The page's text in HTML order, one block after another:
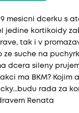
mesicni dcerku s
jedine kortikoidy
tak i v
ze suche na
dcera sileny
ma BKM? Kojim
rada za
Renata